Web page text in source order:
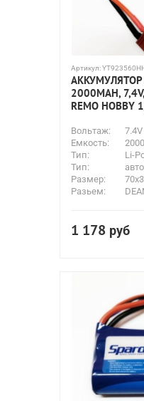
Артикул:
АККУМУЛЯТОР
2000MAH,
REMO HOBBY
Вольтаж:
7.4V
Емкость:
Тип:
Li-
Тип:
авто
Размер:
Разьем:
1 178 руб